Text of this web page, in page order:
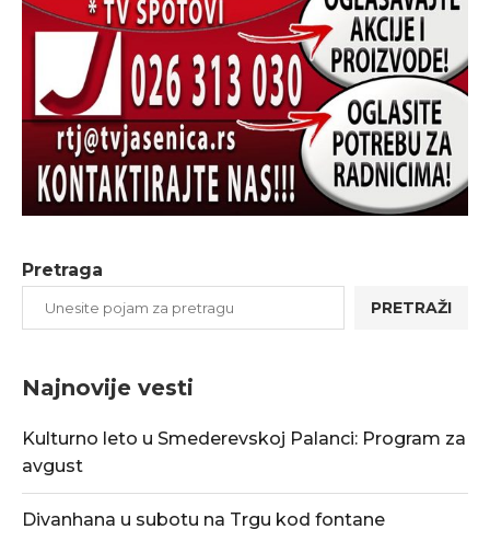
Pretraga
PRETRAŽI
Najnovije vesti
Kulturno leto u Smederevskoj Palanci: Program za
avgust
Divanhana u subotu na Trgu kod fontane